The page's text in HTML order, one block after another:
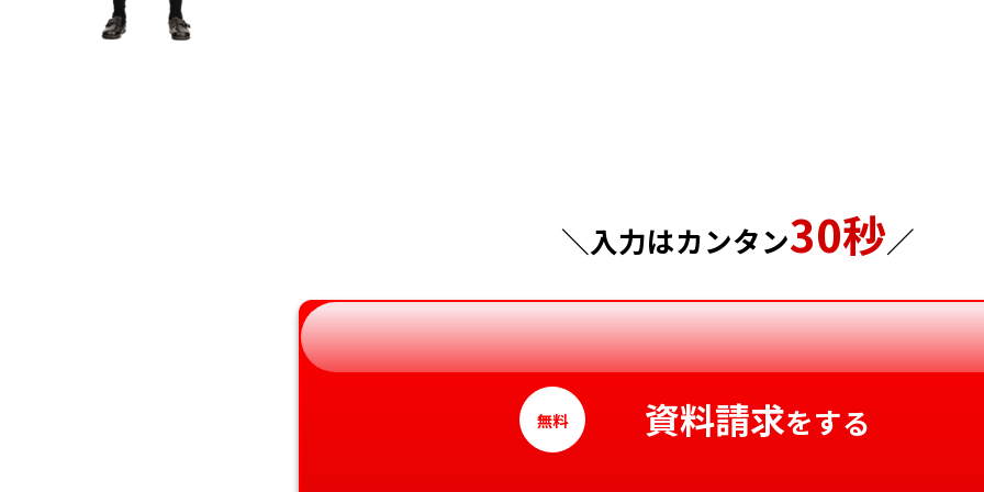
神奈川県
徳島県
愛媛県
＼入力はカンタン30秒／
無料 資料請求をする